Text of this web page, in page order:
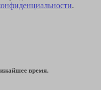
.
время.